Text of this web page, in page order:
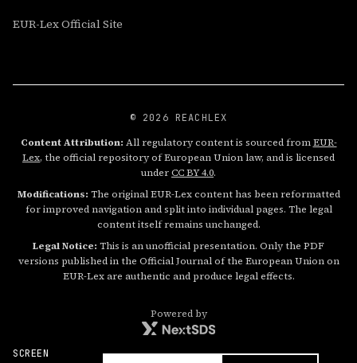
EUR-Lex Official Site
© 2026 REACHLEX
Content Attribution: All regulatory content is sourced fromEUR-
Lex, the official repository of European Union law, and is licensed
underCC BY 4.0.
Modifications: The original EUR-Lex content has been reformatted
for improved navigation and split into individual pages. The legal
content itself remains unchanged.
Legal Notice: This is an unofficial presentation. Only the PDF
versions published in the Official Journal of the European Union on
EUR-Lex are authentic and produce legal effects.
Powered by
SCREEN